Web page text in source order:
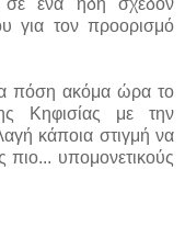
σε ένα ήδη σχεδόν
για τον προορισμό
πόση ακόμα ώρα το
Κηφισίας με την
κάποια στιγμή να
πιο... υπομονετικούς